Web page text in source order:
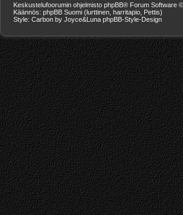
Keskustelufoorumin ohjelmisto phpBB® Forum Software
Käännös: phpBB Suomi (lurttinen, harritapio, Pettis)
Style: Carbon by Joyce&Luna phpBB-Style-Design